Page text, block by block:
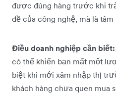
được đúng hàng trước khi
đề của công nghệ, mà là
Điều doanh nghiệp cần biết:
có thể khiến bạn mất một
biệt khi mới xâm nhập thị
khách hàng chưa quen mua